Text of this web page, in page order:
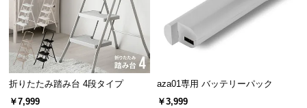
つ
い
て
会
員
規
センサー感知範囲
折りたたみ踏み台 4段タイプ
￥7,999
aza01専用 バッテリーパック
￥3,999